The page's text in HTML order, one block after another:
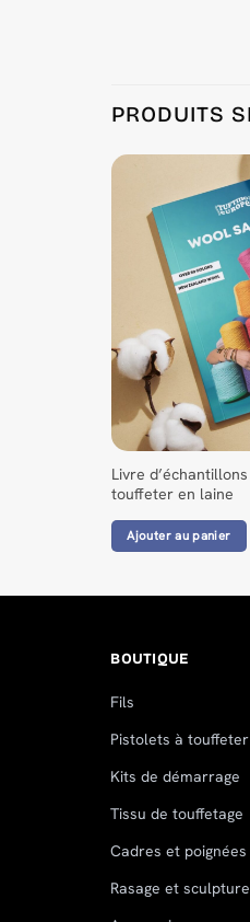
Product
Tim Conradi
Rating: 5/5
Here is our Yoga
Mon Dec 22
Orange Blast
Marijn Fransen
Rating: 5/5
Tufted this
Mon Oct 20
PRODUITS
Livre
touffeter en laine
Ajouter au panier
BOUTIQUE
Fils
Pistolets à touffeter
Kits de démarrage
Tissu de touffetage
Cadres et poignées
Rasage et sculpture